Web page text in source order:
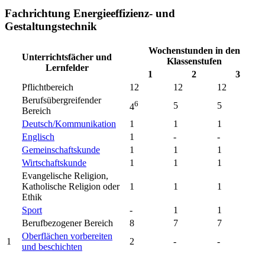
Fachrichtung Energieeffizienz- und
Gestaltungstechnik
Unterrichtsfächer und
Lernfelder
Wochenstunden in den
Klassenstufen
1
2
3
Pflichtbereich
12 12
12
Berufsübergreifender
Bereich
46 5
5
Deutsch/Kommunikation
1 1
1
Englisch
1 -
-
Gemeinschaftskunde
1 1
1
Wirtschaftskunde
1 1
1
Evangelische Religion,
Katholische Religion oder
Ethik
1 1 1
Sport - 1
1
Berufbezogener Bereich
8 7
7
1
Oberflächen vorbereiten
und beschichten
2 - -